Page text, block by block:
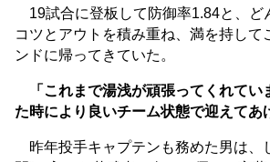
19試合に登板して防御率1.84と、ど
コツとアウトを積み重ね、満を持して
ンドに帰ってきていた。
「これまで湯浅が頑張ってくれてい
た時により良いチーム状態で迎えてあ
昨年投手キャプテンも務めた男は、